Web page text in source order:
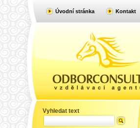
Úvodní stránka Kontakt
Vyhledat text